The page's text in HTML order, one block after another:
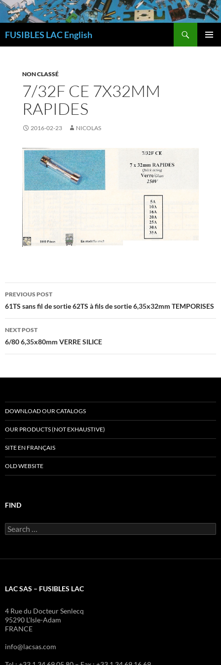
Skip
FUSIBLES LAC English
NON CLASSÉ
7/32F CE 7X32MM
RAPIDES
2016-02-23 NICOLAS
Post
navigation
PREVIOUS POST
61TS sans fil de sortie 62TS à fils de sortie 6,35x32mm TEMPORISES
NEXT POST
6/80 6,35x80mm VERRE SILICE
DOWNLOAD OUR CATALOGS
OUR PRODUCTS (NOT EXHAUSTIVE)
SITE EN FRANÇAIS
OLD WEBSITE
FIND
Search
for:
LAC SAS – FUSIBLES LAC
4 Rue du Docteur Senlecq
95290 L’Isle-Adam
FRANCE
info@lacsas.com